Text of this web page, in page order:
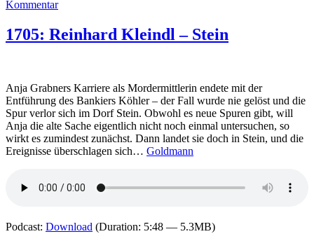
Kommentarzu
Jørn
Lier
und
der
Tag
der
Vermissten
1705: Reinhard Kleindl – Stein
Anja Grabners Karriere als Mordermittlerin endete mit der
Entführung des Bankiers Köhler – der Fall wurde nie gelöst und die
Spur verlor sich im Dorf Stein. Obwohl es neue Spuren gibt, will
Anja die alte Sache eigentlich nicht noch einmal untersuchen, so
wirkt es zumindest zunächst. Dann landet sie doch in Stein, und die
Ereignisse überschlagen sich… Goldmann
Podcast: Download (Duration: 5:48 — 5.3MB)